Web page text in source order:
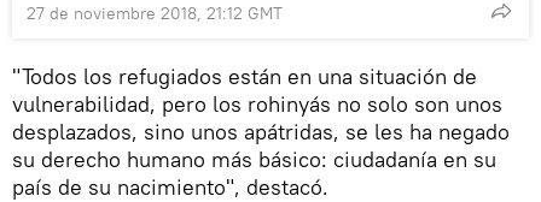
27 de noviembre 2018, 21:12 GMT
"Todos los refugiados están en una situación de
vulnerabilidad, pero los rohinyás no solo son unos
desplazados, sino unos apátridas, se les ha negado
su derecho humano más básico: ciudadanía en su
país de su nacimiento", destacó.